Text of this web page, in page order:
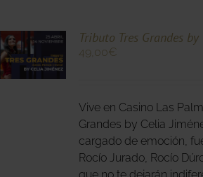
Tributo Tres Grandes
49,00€
Vive en Casino Las
Grandes by Celia
cargado de emoción,
Rocío Jurado, Rocío
que no te dejarán